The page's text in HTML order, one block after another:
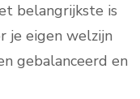
belangrijkste is
je eigen welzijn
gebalanceerd en